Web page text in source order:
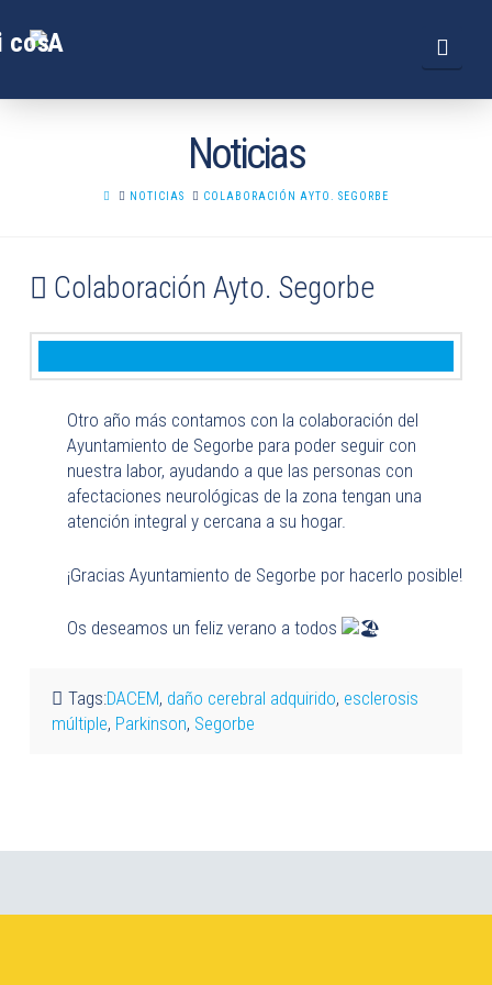
Noticias
HOMENOTICIAS COLABORACIÓN AYTO. SEGORBE
Colaboración Ayto. Segorbe
Otro año más contamos con la colaboración del
Ayuntamiento de Segorbe para poder seguir con
nuestra labor, ayudando a que las personas con
afectaciones neurológicas de la zona tengan una
atención integral y cercana a su hogar.
¡Gracias Ayuntamiento de Segorbe por hacerlo posible!
Os deseamos un feliz verano a todos
Tags:DACEM, daño cerebral adquirido, esclerosis
múltiple, Parkinson, Segorbe